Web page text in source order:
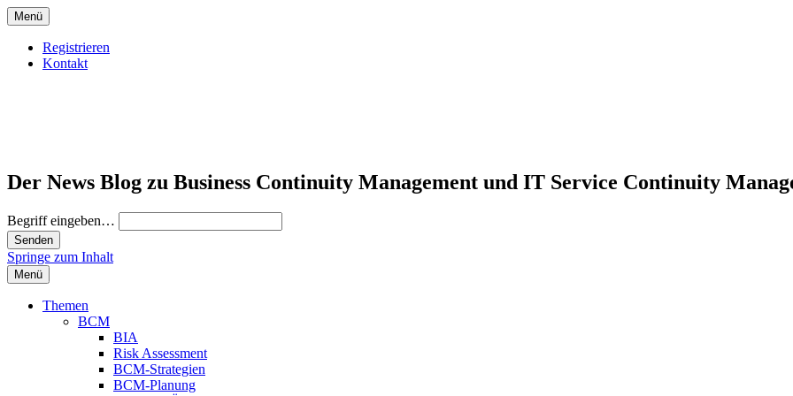
Menü
Registrieren
Kontakt
Der News Blog zu Business Continuity Management und IT Service Continuity
Begriff eingeben…
Springe zum Inhalt
Menü
Themen
BCM
BIA
Risk Assessment
BCM-Strategien
BCM-Planung